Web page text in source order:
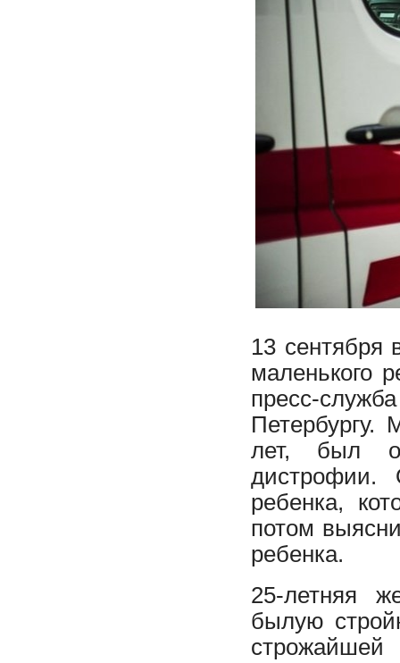
13 сентября
маленького
пресс-
Петербургу.
лет, был
дистрофии.
ребенка,
потом
ребенка.
25-летняя
былую